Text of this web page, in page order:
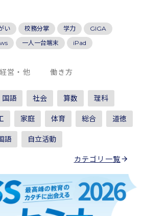
い 校務分掌 学力
GIGA
一人一台端末 iPad
営・他 働き方
国語 社会 算数 理科
家庭 体育 総合 道徳
語 自立活動
カテゴリ一覧